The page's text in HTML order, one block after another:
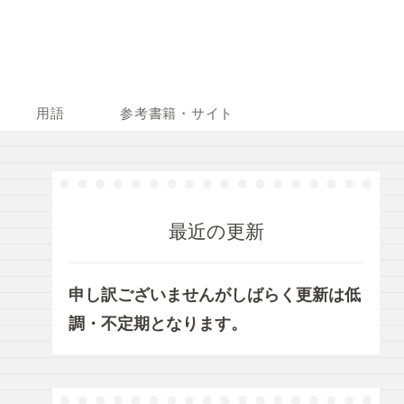
用語 参考書籍・サイト
最近の更新
申し訳ございませんがしばらく更新は低
調・不定期となります。